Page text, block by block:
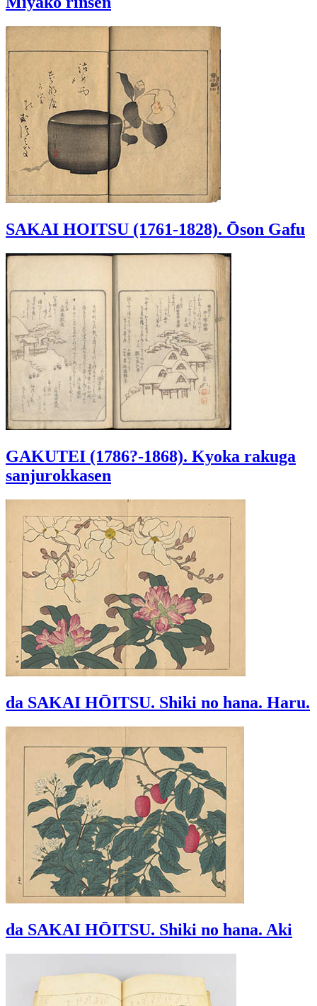
SAKAI HOITSU (1761-1828). Ōson Gafu
GAKUTEI (1786?-1868). Kyoka rakuga
sanjurokkasen
da SAKAI HŌITSU. Shiki no hana. Haru.
da SAKAI HŌITSU. Shiki no hana. Aki